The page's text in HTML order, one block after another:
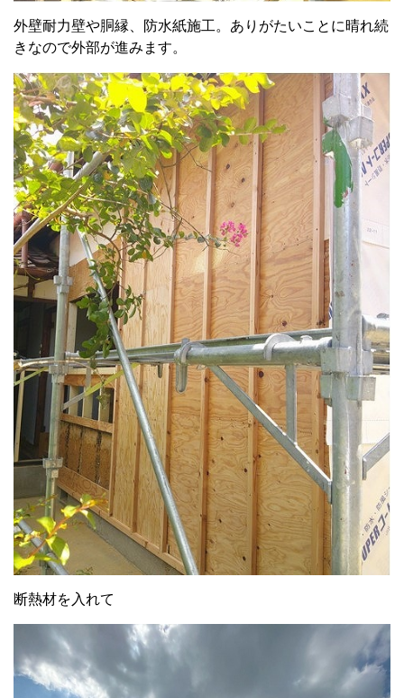
外壁耐力壁や胴縁、防水紙施工。ありがたいことに晴れ続
きなので外部が進みます。
断熱材を入れて